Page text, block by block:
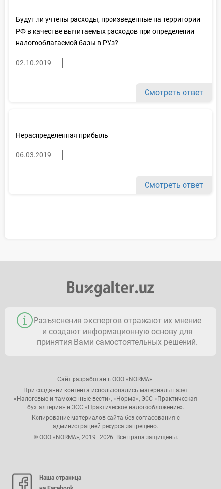
Будут ли учтены расходы, произведенные на территории
РФ в качестве вычитаемых расходов при определении
налогооблагаемой базы в РУз?
02.10.2019
Смотреть ответ
Нераспределенная прибыль
06.03.2019
Смотреть ответ
Разъяснения экспертов отражают их мнение
и создают информационную основу для
принятия Вами самостоятельных решений.
Сайт разработан в ООО «NORMA».
При создании контента использовались материалы газет
«Налоговые и таможенные вести», «Норма», ЭСС «Практическая
бухгалтерия» и ЭСС «Практическое налогообложение».
Копирование материалов сайта без согласования с
администрацией ресурса запрещено.
© ООО «NORMA», 2019–2026. Все права защищены.
Наша страница